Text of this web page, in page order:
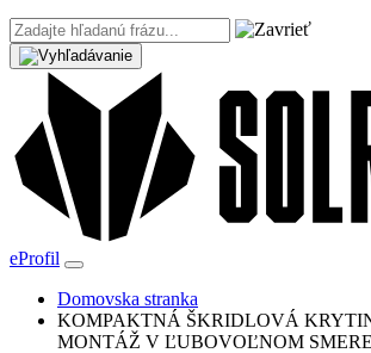
eProfil
Domovska stranka
KOMPAKTNÁ ŠKRIDLOVÁ
MONTÁŽ V ĽUBOVOĽNOM SMERE